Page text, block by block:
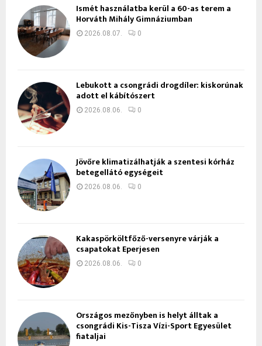
Ismét használatba kerül a 60-as terem a
Horváth Mihály Gimnáziumban
2026.08.07. 0
Lebukott a csongrádi drogdíler: kiskorúnak
adott el kábítószert
2026.08.06. 0
Jövőre klimatizálhatják a szentesi kórház
betegellátó egységeit
2026.08.06. 0
Kakaspörköltfőző-versenyre várják a
csapatokat Eperjesen
2026.08.06. 0
Országos mezőnyben is helyt álltak a
csongrádi Kis-Tisza Vízi-Sport Egyesület
fiataljai